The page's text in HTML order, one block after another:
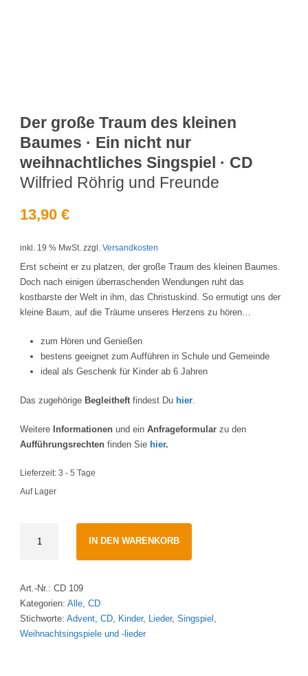
Der große Traum des kleinen
Baumes · Ein nicht nur
weihnachtliches Singspiel · CD
Wilfried Röhrig und Freunde
13,90 €
inkl. 19 % MwSt. zzgl. Versandkosten
Erst scheint er zu platzen, der große Traum des kleinen Baumes.
Doch nach einigen überraschenden Wendungen ruht das
kostbarste der Welt in ihm, das Christuskind. So ermutigt uns der
kleine Baum, auf die Träume unseres Herzens zu hören…
zum Hören und Genießen
bestens geeignet zum Aufführen in Schule und Gemeinde
ideal als Geschenk für Kinder ab 6 Jahren
Das zugehörige Begleitheftfindest Du hier.
Weitere Informationen und ein Anfrageformular zu den
Aufführungsrechten finden Sie hier.
Lieferzeit: 3 - 5 Tage
Auf Lager
große
kleinen
Baumes
·
Ein
IN DEN WARENKORB
Art.-Nr.: CD 109
Kategorien: Alle, CD
Stichworte: Advent, CD, Kinder, Lieder, Singspiel ,
Weihnachtsingspiele und -lieder